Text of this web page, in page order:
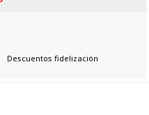
Descuentos fidelización